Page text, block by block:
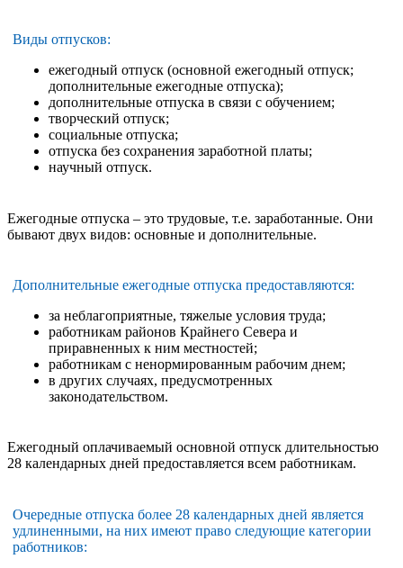
Виды отпусков:
ежегодный отпуск (основной ежегодный отпуск;
дополнительные ежегодные отпуска);
дополнительные отпуска в связи с обучением;
творческий отпуск;
социальные отпуска;
отпуска без сохранения заработной платы;
научный отпуск.
Ежегодные отпуска – это трудовые, т.е. заработанные. Они
бывают двух видов: основные и дополнительные.
Дополнительные ежегодные отпуска предоставляются:
за неблагоприятные, тяжелые условия труда;
работникам районов Крайнего Севера и
приравненных к ним местностей;
работникам с ненормированным рабочим днем;
в других случаях, предусмотренных
законодательством.
Ежегодный оплачиваемый основной отпуск длительностью
28 календарных дней предоставляется всем работникам.
Очередные отпуска более 28 календарных дней является
удлиненными, на них имеют право следующие категории
работников: